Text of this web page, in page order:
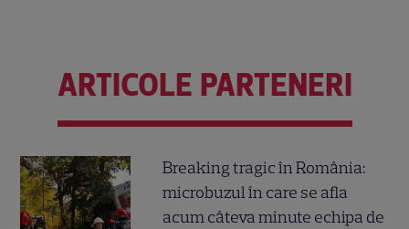
ARTICOLE PARTENERI
Breaking tragic în România:
microbuzul în care se afla
acum câteva minute echipa de